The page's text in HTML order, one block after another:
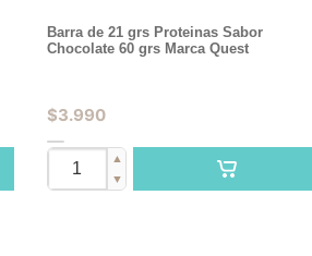
Barra de 21 grs Proteinas Sabor
Chocolate 60 grs Marca Quest
$3.990
▲
▼